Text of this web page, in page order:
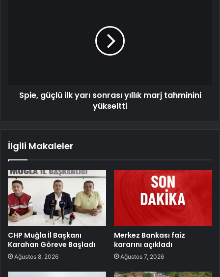
Spie, güçlü ilk yarı sonrası yıllık marj tahminini
yükseltti
İlgili Makaleler
CHP Muğla İl Başkanı
Karahan Göreve Başladı
Ağustos 8, 2026
Merkez Bankası faiz
kararını açıkladı
Ağustos 7, 2026